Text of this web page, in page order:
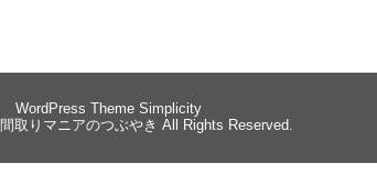
WordPress Theme Simplicity
間取りマニアのつぶやき All Rights Reserved.